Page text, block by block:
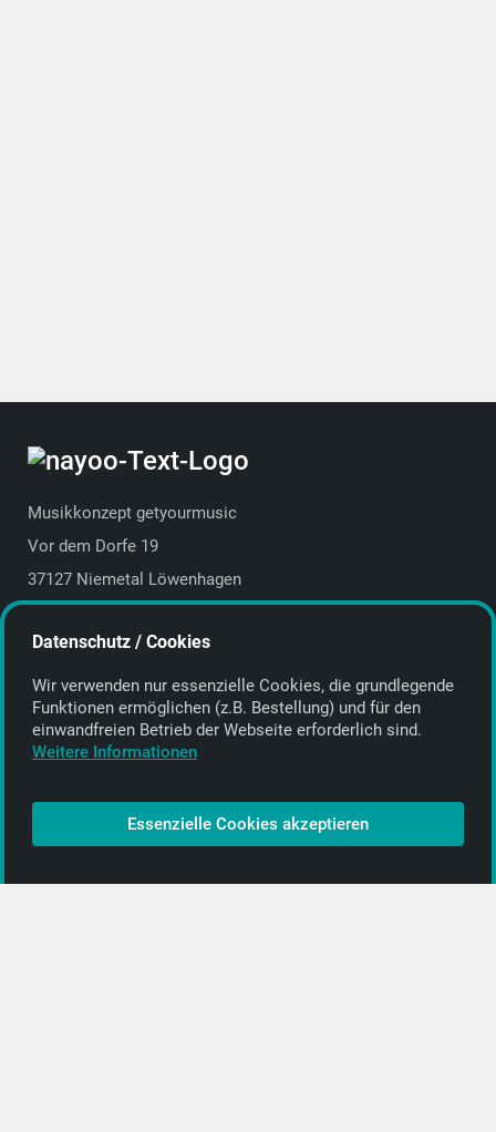
Musikkonzept getyourmusic
Vor dem Dorfe 19
37127 Niemetal Löwenhagen
E-Mail:info@getyourmusic.de
Alle Informationen
Kontakt
CD-Anbieter werden
CD-Anbieter-Login
Datenschutz / Cookies
Wir verwenden nur essenzielle Cookies, die grund­legende
Funktionen ermöglichen (z.B. Bestellung) und für den
einwand­freien Betrieb der Webseite erforderlich sind.
Weitere Informationen
Essenzielle Cookies akzeptieren